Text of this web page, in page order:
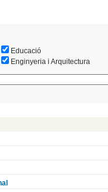
Educació
Enginyeria i Arquitectura